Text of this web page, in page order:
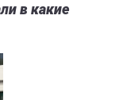
в какие